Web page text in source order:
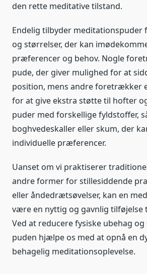
den rette meditative tilstand.
Endelig tilbyder meditationspuder
og størrelser, der kan
præferencer og behov. Nogle
pude, der giver mulighed for at
position, mens andre foretrækker
for at give ekstra støtte til hofter
puder med forskellige fyldstoffer,
boghvedeskaller eller skum, der
individuelle præferencer.
Uanset om vi praktiserer
andre former for stillesiddende
eller åndedrætsøvelser, kan en
være en nyttig og gavnlig tilføjelse
Ved at reducere fysiske ubehag
puden hjælpe os med at opnå en
behagelig meditationsoplevelse.